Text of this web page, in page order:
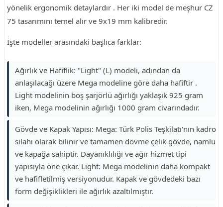
yönelik ergonomik detaylardır . Her iki model de meşhur CZ
75 tasarımını temel alır ve 9x19 mm kalibredir.
İşte modeller arasındaki başlıca farklar:
Ağırlık ve Hafiflik: "Light" (L) modeli, adından da
anlaşılacağı üzere Mega modeline göre daha hafiftir .
Light modelinin boş şarjörlü ağırlığı yaklaşık 925 gram
iken, Mega modelinin ağırlığı 1000 gram civarındadır.
Gövde ve Kapak Yapısı: Mega: Türk Polis Teşkilatı'nın kadro
silahı olarak bilinir ve tamamen dövme çelik gövde, namlu
ve kapağa sahiptir. Dayanıklılığı ve ağır hizmet tipi
yapısıyla öne çıkar. Light: Mega modelinin daha kompakt
ve hafifletilmiş versiyonudur. Kapak ve gövdedeki bazı
form değişiklikleri ile ağırlık azaltılmıştır.